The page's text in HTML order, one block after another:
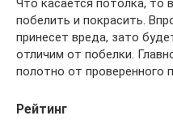
Что касается потолка, то
побелить и покрасить.
принесет вреда, зато
отличим от побелки.
полотно от проверенного
Рейтинг